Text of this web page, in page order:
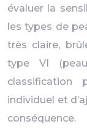
évaluer la
les types de
très claire,
type VI
classification
individuel et
conséquence.